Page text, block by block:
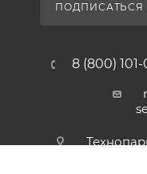
ПОДПИСАТЬСЯ
8 (800)